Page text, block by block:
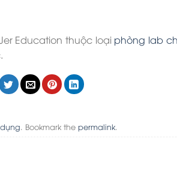
Education thuộc loại phòng lab
. Bookmark the permalink.